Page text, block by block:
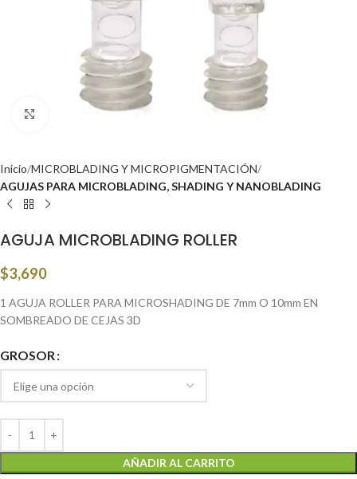
Click to enlarge
Inicio MICROBLADING Y MICROPIGMENTACIÓN
AGUJAS PARA MICROBLADING, SHADING Y NANOBLADING
AGUJA MICROBLADING ROLLER
$3,690
1 AGUJA ROLLER PARA MICROSHADING DE 7mm O 10mm EN
SOMBREADO DE CEJAS 3D
GROSOR
AÑADIR AL CARRITO